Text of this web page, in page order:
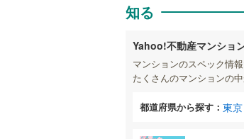
知る
Yahoo!不動産マンショ
マンションのスペック情
たくさんのマンションの
都道府県から探す： 東京